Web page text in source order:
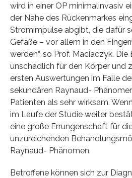
wird in einer OP minimalinvasiv
der Nähe des Rückenmarkes
Stromimpulse abgibt, die dafür
Gefäße – vor allem in den
werden“, so Prof. Maciaczyk.
unschädlich für den Körper und
ersten Auswertungen im Falle
sekundären Raynaud-
Patienten als sehr wirksam.
im Laufe der Studie weiter
eine große Errungenschaft für
unzureichenden
Raynaud- Phänomen.
Betroffene können sich zur